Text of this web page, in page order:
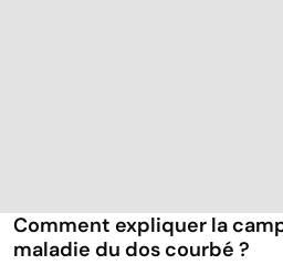
Comment expliquer la
maladie du dos courbé ?